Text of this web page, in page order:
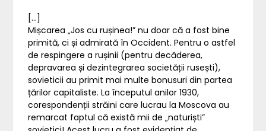
[…]
Mișcarea „Jos cu rușinea!” nu doar că a fost bine
primită, ci și admirată în Occident. Pentru o astfel
de respingere a rușinii (pentru decăderea,
depravarea și dezintegrarea societății rusești),
sovieticii au primit mai multe bonusuri din partea
țărilor capitaliste. La începutul anilor 1930,
corespondenții străini care lucrau la Moscova au
remarcat faptul că există mii de „naturiști”